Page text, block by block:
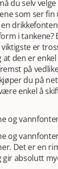
å
åpne
og rusk slike
ofte
eller se hva
Å
filter
Til slutt
går tett.
åpninger
til hund
din, og
du selv
som ser
i tankene?
er
at den er
på
du på
enkel å
og
og
Det er en
absolutt